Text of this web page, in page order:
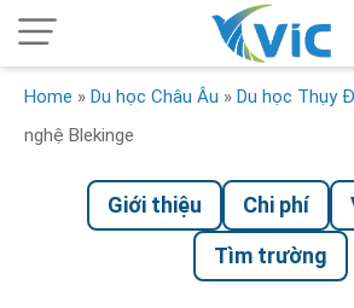
Home » Du học Châu Âu » Du học Thụy
nghệ Blekinge
Giới thiệu Chi phí
Tìm trường